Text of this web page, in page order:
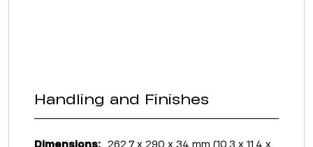
Handling and Finishes
Dimensions:
262,7 x 290 x 34 mm (10.3 x 11.4 x